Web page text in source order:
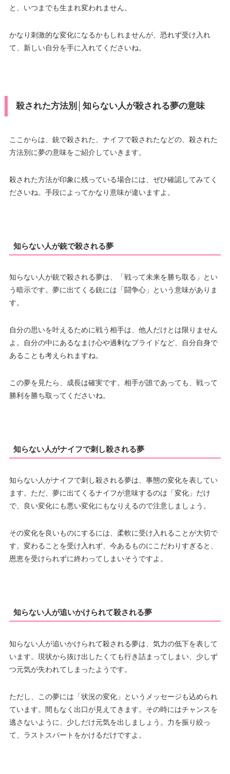
と、いつまでも生まれ変われません。
かなり刺激的な変化になるかもしれませんが、恐れず受け入れ
て、新しい自分を手に入れてくださいね。
殺された方法別│知らない人が殺される夢の意味
ここからは、銃で殺された、ナイフで殺されたなどの、殺された
方法別に夢の意味をご紹介していきます。
殺された方法が印象に残っている場合には、ぜひ確認してみてく
ださいね。手段によってかなり意味が違いますよ。
知らない人が銃で殺される夢
知らない人が銃で殺される夢は、「戦って未来を勝ち取る」とい
う暗示です。夢に出てくる銃には「闘争心」という意味がありま
す。
自分の思いを叶えるために戦う相手は、他人だけとは限りません
よ。自分の中にあるなまけ心や過剰なプライドなど、自分自身で
あることも考えられますね。
この夢を見たら、成長は確実です。相手が誰であっても、戦って
勝利を勝ち取ってくださいね。
知らない人がナイフで刺し殺される夢
知らない人がナイフで刺し殺される夢は、事態の変化を表してい
ます。ただ、夢に出てくるナイフが意味するのは「変化」だけ
で、良い変化にも悪い変化にもなりえるので注意しましょう。
その変化を良いものにするには、柔軟に受け入れることが大切で
す。変わることを受け入れず、今あるものにこだわりすぎると、
恩恵を受けられずに終わってしまいそうですよ。
知らない人が追いかけられて殺される夢
知らない人が追いかけられて殺される夢は、気力の低下を表して
います。現状から抜け出したくても行き詰まってしまい、少しず
つ元気が失われてしまったようです。
ただし、この夢には「状況の変化」というメッセージも込められ
ています。間もなく出口が見えてきます。その時にはチャンスを
逃さないように、少しだけ元気を出しましょう。力を振り絞っ
て、ラストスパートをかけるだけですよ。